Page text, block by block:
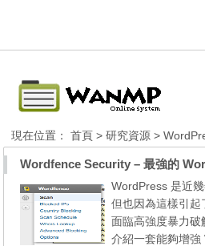
現在位置：首頁 >研究資源 >
Wordfence Security – 最強的
WordPress 是近
但也因為這樣引
面臨高強度暴力
介紹一套能夠增